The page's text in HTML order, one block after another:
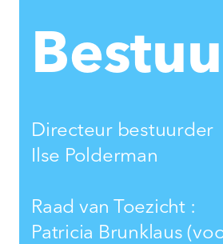
Directeur bestuurder
Ilse Polderman
Raad van Toezicht :
Patricia Brunklaus